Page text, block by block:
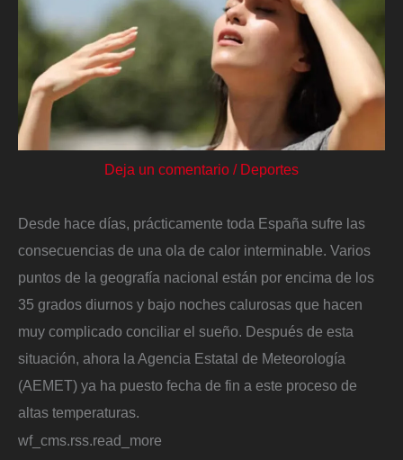
Deja un comentario / Deportes
Desde hace días, prácticamente toda España sufre las
consecuencias de una ola de calor interminable. Varios
puntos de la geografía nacional están por encima de los
35 grados diurnos y bajo noches calurosas que hacen
muy complicado conciliar el sueño. Después de esta
situación, ahora la Agencia Estatal de Meteorología
(AEMET) ya ha puesto fecha de fin a este proceso de
altas temperaturas.
wf_cms.rss.read_more